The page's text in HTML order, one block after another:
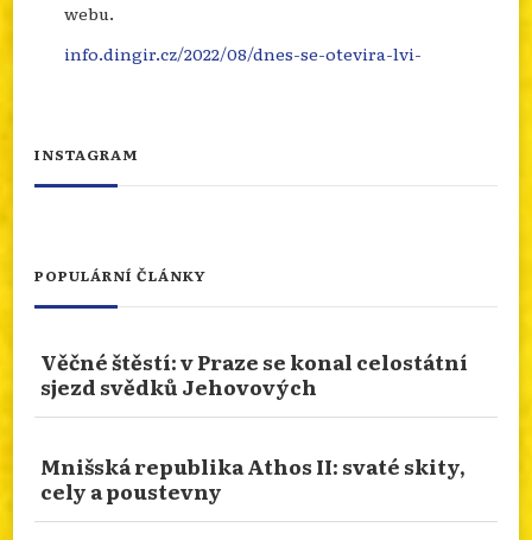
webu.
info.dingir.cz/2022/08/dnes-se-otevira-lvi-
Otevřít na FB
OXFORDSKÉHO HNUTÍ
Máme tu opět nový článek z naší rubriky
Oxfordu a na Oxfordské hnutí, které je spojeno
s Johnem Keblem. Více zajímavostí najdete na
našem webu.
info.dingir.cz/2026/08/nabozenstvi-na-
cestach-po-stopach-oxfordskeho-hnuti/
Photo
INSTAGRAM
POPULÁRNÍ ČLÁNKY
Věčné štěstí: v Praze se konal celostátní
sjezd svědků Jehovových
Mnišská republika Athos II: svaté skity,
cely a poustevny